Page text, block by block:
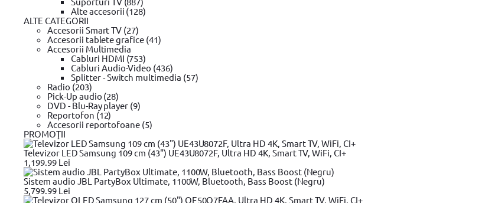
Alte accesorii (128)
ALTE CATEGORII
Accesorii Smart TV (27)
Accesorii tablete grafice (41)
Accesorii Multimedia
Cabluri HDMI (753)
Cabluri Audio-Video (436)
Splitter - Switch multimedia (57)
Radio (203)
Pick-Up audio (28)
DVD - Blu-Ray player (9)
Reportofon (12)
Accesorii reportofoane (5)
PROMOŢII
Televizor LED Samsung 109 cm (43") UE43U8072F, Ultra HD 4K, Smart TV, WiFi, CI+
1,199.99 Lei
Sistem audio JBL PartyBox Ultimate, 1100W, Bluetooth, Bass Boost (Negru)
5,799.99 Lei